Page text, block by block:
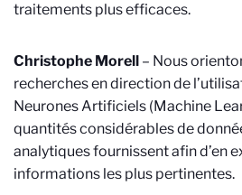
traitements plus efficaces.
Christophe Morell – Nous
recherches en direction de
Neurones Artificiels (Machine
quantités considérables de
analytiques fournissent afin d’en
informations les plus pertinentes.